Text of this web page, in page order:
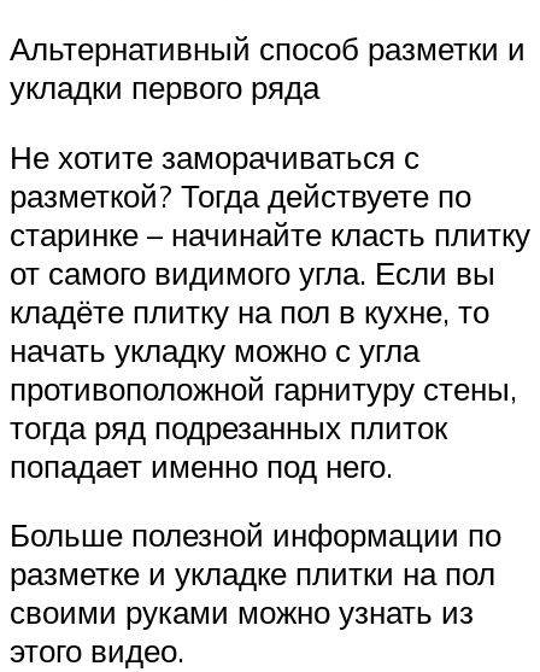
Альтернативный способ разметки и
укладки первого ряда
Не хотите заморачиваться с
разметкой? Тогда действуете по
старинке – начинайте класть плитку
от самого видимого угла. Если вы
кладёте плитку на пол в кухне, то
начать укладку можно с угла
противоположной гарнитуру стены,
тогда ряд подрезанных плиток
попадает именно под него.
Больше полезной информации по
разметке и укладке плитки на пол
своими руками можно узнать из
этого видео.